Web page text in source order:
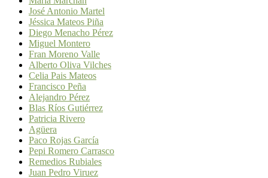
José Antonio Martel
Jéssica Mateos Piña
Diego Menacho Pérez
Miguel Montero
Fran Moreno Valle
Alberto Oliva Vilches
Celia Pais Mateos
Francisco Peña
Alejandro Pérez
Blas Ríos Gutiérrez
Patricia Rivero
Agüera
Paco Rojas García
Pepi Romero Carrasco
Remedios Rubiales
Juan Pedro Viruez